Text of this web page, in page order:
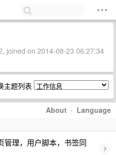
joined on 2014-08-23 06:27:34
主题列表
About · Language
管理，用户脚本，书签同
›